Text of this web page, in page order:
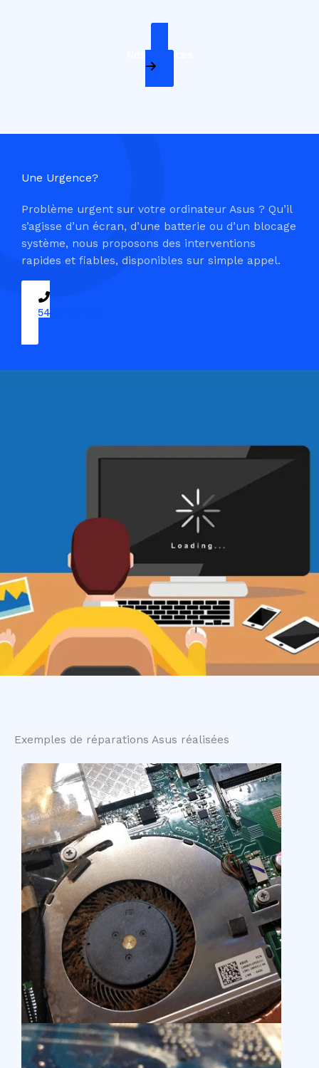
Nos Services
Une Urgence?
Problème urgent sur votre ordinateur Asus ? Qu’il
s’agisse d’un écran, d’une batterie ou d’un blocage
système, nous proposons des interventions
rapides et fiables, disponibles sur simple appel.
09 54 37 04 03
Exemples de réparations Asus réalisées